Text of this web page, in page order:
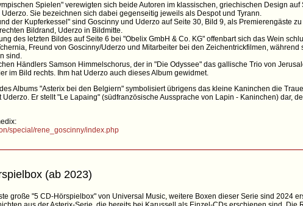
Spielen" verewigten sich beide Autoren im klassischen, griechischen Design
Sie bezeichnen sich dabei gegenseitig jeweils als Despot und Tyrann.
der Kupferkessel" sind Goscinny und Uderzo auf Seite 30, Bild 9, als Premierengäste
Bildrand, Uderzo in Bildmitte.
des letzten Bildes auf Seite 6 bei "Obelix GmbH & Co. KG" offenbart sich das Wein
Freund von Goscinny/Uderzo und Mitarbeiter bei den Zeichentrickfilmen,
sind.
Händlers Samson Himmelschorus, der in "Die Odyssee" das gallische Trio von
im Bild rechts. Ihm hat Uderzo auch dieses Album gewidmet.
Albums "Asterix bei den Belgiern" symbolisiert übrigens das kleine Kaninchen die
Er stellt "Le Lapaing" (südfranzösische Aussprache von Lapin - Kaninchen) dar,
special/rene_goscinny/index.php
(ab 2023)
große "5 CD-Hörspielbox" von Universal Music, weitere Boxen dieser Serie sind 2024